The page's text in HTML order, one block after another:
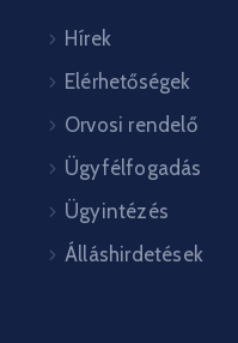
Hírek
Elérhetőségek
Orvosi rendelő
Ügyfélfogadás
Ügyintézés
Álláshirdetések